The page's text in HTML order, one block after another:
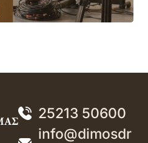
25213 50600
info@dimosdr